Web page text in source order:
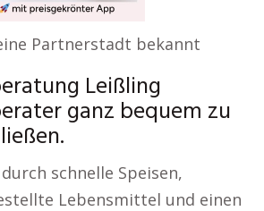
Partnerstadt bekannt
Leißling
ganz bequem zu
schnelle Speisen,
Lebensmittel und einen